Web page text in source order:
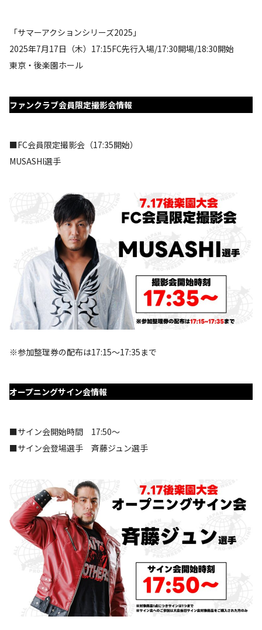
「サマーアクションシリーズ2025」
2025年7月17日（木）17:15FC先行入場/17:30開場/18:30開始
東京・後楽園ホール
ファンクラブ会員限定撮影会情報
■FC会員限定撮影会（17:35開始）
MUSASHI選手
※参加整理券の配布は17:15～17:35まで
オープニングサイン会情報
■サイン会開始時間 17:50～
■サイン会登場選手 斉藤ジュン選手